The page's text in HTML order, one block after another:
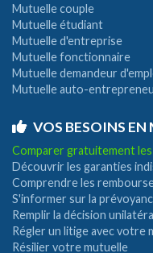
Mutuelle couple
Mutuelle étudiant
Mutuelle d'entreprise
Mutuelle fonctionnaire
Mutuelle demandeur
Mutuelle auto-
VOS BESOINS EN
Comparer gratuitement
Découvrir les garanties
Comprendre les
S'informer sur la
Remplir la décision
Régler un litige avec votre
Résilier votre mutuelle